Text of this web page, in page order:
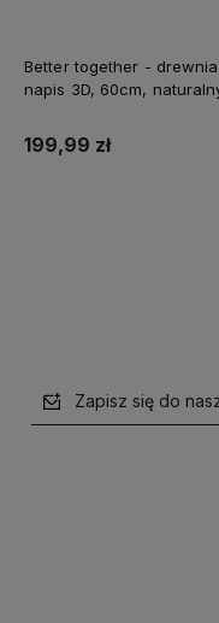
Better together -
napis 3D, 60cm,
199,99 zł
Zapisz się do